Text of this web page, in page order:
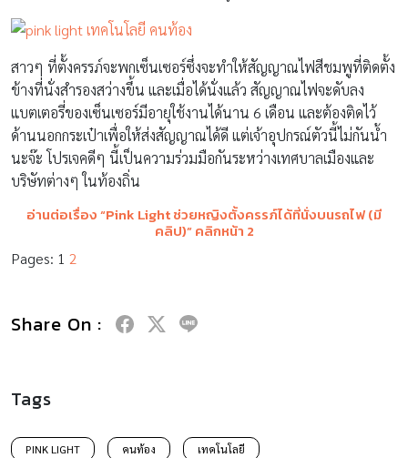
สาวๆ ที่ตั้งครรภ์จะพกเซ็นเซอร์ซึ่งจะทำให้สัญญาณไฟสีชมพูที่ติดตั้ง
ข้างที่นั่งสำรองสว่างขึ้น และเมื่อได้นั่งแล้ว สัญญาณไฟจะดับลง
แบตเตอรี่ของเซ็นเซอร์มีอายุใช้งานได้นาน 6 เดือน และต้องติดไว้
ด้านนอกกระเป๋าเพื่อให้ส่งสัญญาณได้ดี แต่เจ้าอุปกรณ์ตัวนี้ไม่กันน้ำ
นะจ๊ะ โปรเจคดีๆ นี้เป็นความร่วมมือกันระหว่างเทศบาลเมืองและ
บริษัทต่างๆ ในท้องถิ่น
อ่านต่อเรื่อง“Pink Light ช่วยหญิงตั้งครรภ์ได้ที่นั่งบนรถไฟ (มี
คลิป)” คลิกหน้า 2
Pages: 1 2
Share On :
Tags
PINK LIGHT คนท้อง เทคโนโลยี